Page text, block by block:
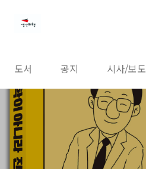
도서 공지 시사/보도